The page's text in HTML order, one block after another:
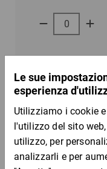
DESCRIZIONE
Ideali per oggetti da